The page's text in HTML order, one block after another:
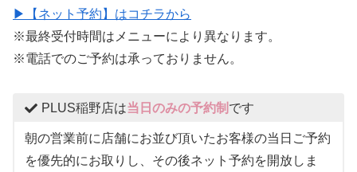
▶【ネット予約】はコチラから
※最終受付時間はメニューにより異なります。
※電話でのご予約は承っておりません。
PLUS稲野店は当日のみの予約制 です
朝の営業前に店舗にお並び頂いたお客様の当日ご予約
を優先的にお取りし、その後ネット予約を開放しま